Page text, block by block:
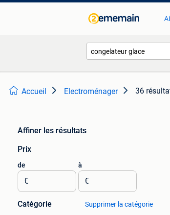
Accueil Electroménager 36
Affiner les résultats
Prix
de
€
à
€
Catégorie Supprimer la catégorie